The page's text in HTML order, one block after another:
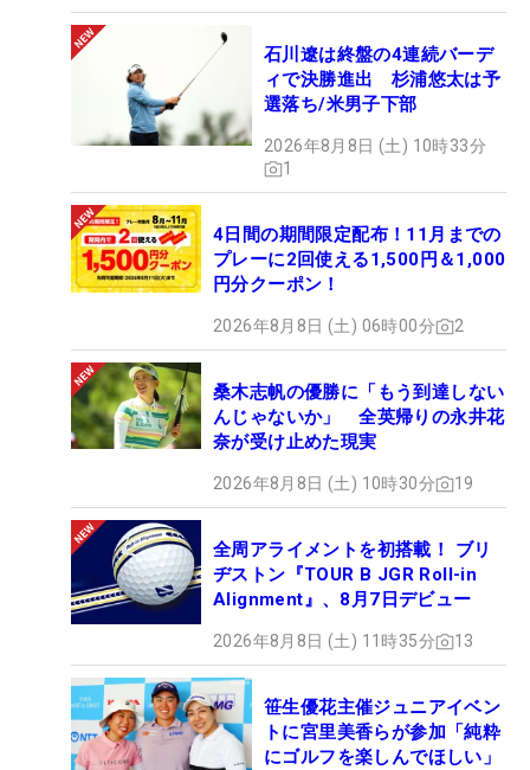
石川遼は終盤の4連続バーデ
ィで決勝進出 杉浦悠太は予
選落ち/米男子下部
2026年8月8日 (土) 10時33分
1
4日間の期間限定配布！11月までの
プレーに2回使える1,500円＆1,000
円分クーポン！
2026年8月8日 (土) 06時00分 2
桑木志帆の優勝に「もう到達しない
んじゃないか」 全英帰りの永井花
奈が受け止めた現実
2026年8月8日 (土) 10時30分 19
全周アライメントを初搭載！ ブリ
ヂストン『TOUR B JGR Roll-in
Alignment』、8月7日デビュー
2026年8月8日 (土) 11時35分 13
笹生優花主催ジュニアイベン
トに宮里美香らが参加「純粋
にゴルフを楽しんでほしい」